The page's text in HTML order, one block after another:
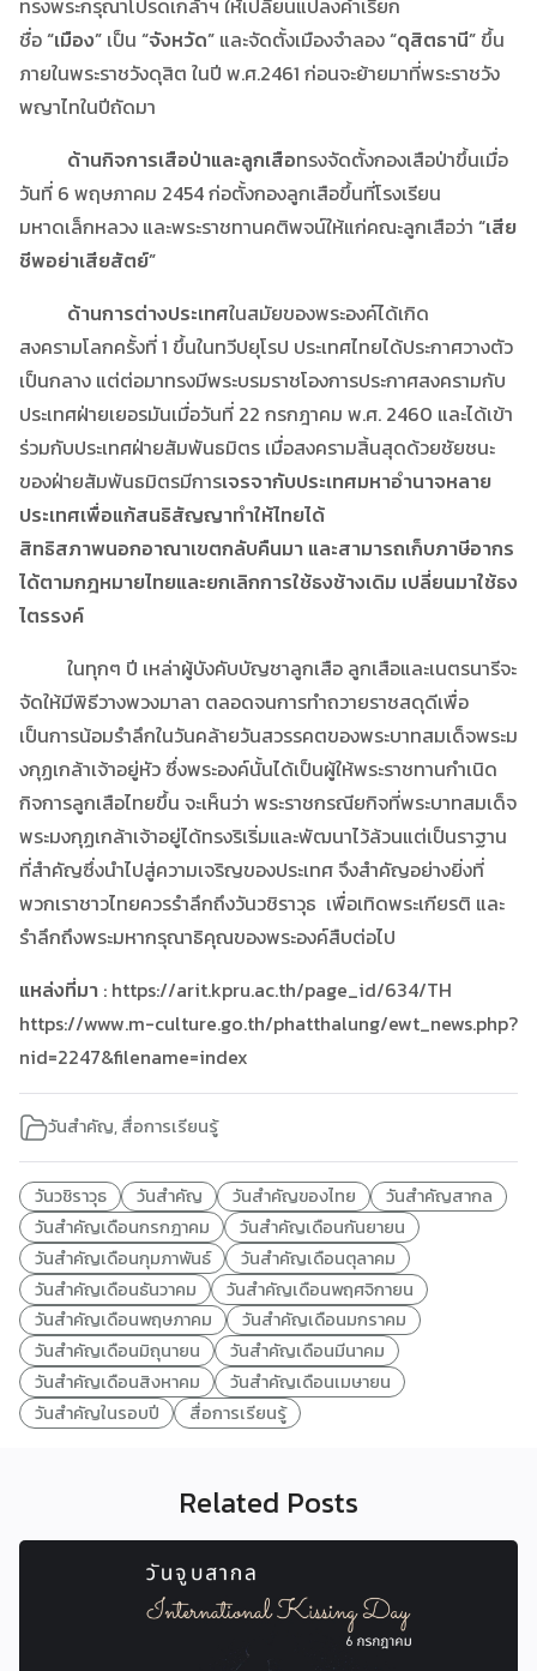
ชื่อ“เมือง” เป็น “จังหวัด” และจัดตั้งเมืองจำลอง“ดุสิตธานี” ขึ้น
ภายในพระราชวังดุสิต ในปี พ.ศ.2461 ก่อนจะย้ายมาที่พระราชวัง
พญาไทในปีถัดมา
ด้านกิจการเสือป่าและลูกเสือทรงจัดตั้งกองเสือป่าขึ้นเมื่อ
วันที่ 6 พฤษภาคม 2454 ก่อตั้งกองลูกเสือขึ้นที่โรงเรียน
มหาดเล็กหลวง และพระราชทานคติพจน์ให้แก่คณะลูกเสือว่า “เสีย
ชีพอย่าเสียสัตย์”
ด้านการต่างประเทศในสมัยของพระองค์ได้เกิด
สงครามโลกครั้งที่ 1 ขึ้นในทวีปยุโรป ประเทศไทยได้ประกาศวางตัว
เป็นกลาง แต่ต่อมาทรงมีพระบรมราชโองการประกาศสงครามกับ
ประเทศฝ่ายเยอรมันเมื่อวันที่ 22 กรกฎาคม พ.ศ. 2460 และได้เข้า
ร่วมกับประเทศฝ่ายสัมพันธมิตร เมื่อสงครามสิ้นสุดด้วยชัยชนะ
ของฝ่ายสัมพันธมิตรมีการเจรจากับประเทศมหาอำนาจหลาย
ประเทศเพื่อแก้สนธิสัญญาทำให้ไทยได้
สิทธิสภาพนอกอาณาเขตกลับคืนมา และสามารถเก็บภาษีอากร
ได้ตามกฎหมายไทยและยกเลิกการใช้ธงช้างเดิม เปลี่ยนมาใช้ธง
ไตรรงค์
ในทุกๆ ปี เหล่าผู้บังคับบัญชาลูกเสือ ลูกเสือและเนตรนารีจะ
จัดให้มีพิธีวางพวงมาลา ตลอดจนการทำถวายราชสดุดีเพื่อ
เป็นการน้อมรำลึกในวันคล้ายวันสวรรคตของพระบาทสมเด็จพระม
งกุฏเกล้าเจ้าอยู่หัว ซึ่งพระองค์นั้นได้เป็นผู้ให้พระราชทานกำเนิด
กิจการลูกเสือไทยขึ้น จะเห็นว่า พระราชกรณียกิจที่พระบาทสมเด็จ
พระมงกุฏเกล้าเจ้าอยู่ได้ทรงริเริ่มและพัฒนาไว้ล้วนแต่เป็นราฐาน
ที่สำคัญซึ่งนำไปสู่ความเจริญของประเทศ จึงสำคัญอย่างยิ่งที่
พวกเราชาวไทยควรรำลึกถึงวันวชิราวุธ เพื่อเทิดพระเกียรติ และ
รำลึกถึงพระมหากรุณาธิคุณของพระองค์สืบต่อไป
แหล่งที่มา : https://arit.kpru.ac.th/page_id/634/TH
https://www.m-culture.go.th/phatthalung/ewt_news.php?
nid=2247&filename=index
วันสำคัญ,สื่อการเรียนรู้
วันวชิราวุธ วันสำคัญ วันสำคัญของไทย
วันสำคัญสากล
วันสำคัญเดือนกรกฎาคม
วันสำคัญเดือนกันยายน
วันสำคัญเดือนกุมภาพันธ์
วันสำคัญเดือนตุลาคม
วันสำคัญเดือนธันวาคม
วันสำคัญเดือนพฤศจิกายน
วันสำคัญเดือนพฤษภาคม
วันสำคัญเดือนมกราคม
วันสำคัญเดือนมิถุนายน
วันสำคัญเดือนมีนาคม
วันสำคัญเดือนสิงหาคม
วันสำคัญเดือนเมษายน
วันสำคัญในรอบปี
สื่อการเรียนรู้
Related Posts